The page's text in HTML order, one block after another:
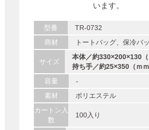
います。
型番
TR-0732
商材
トートバッグ、保冷バ
サイズ
本体／約330×200×130（
持ち手／約25×350（ｍｍ
容量
-
素材
ポリエステル
カートン入
数
100入り